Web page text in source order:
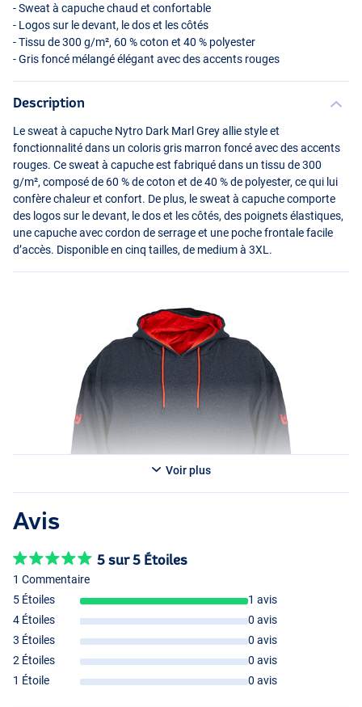
- Sweat à capuche chaud et confortable
- Logos sur le devant, le dos et les côtés
- Tissu de 300 g/m², 60 % coton et 40 % polyester
- Gris foncé mélangé élégant avec des accents rouges
Description
Le sweat à capuche Nytro Dark Marl Grey allie style et
fonctionnalité dans un coloris gris marron foncé avec des accents
rouges. Ce sweat à capuche est fabriqué dans un tissu de 300
g/m², composé de 60 % de coton et de 40 % de polyester, ce qui lui
confère chaleur et confort. De plus, le sweat à capuche comporte
des logos sur le devant, le dos et les côtés, des poignets élastiques,
une capuche avec cordon de serrage et une poche frontale facile
d’accès. Disponible en cinq tailles, de medium à 3XL.
Voir plus
Avis
5 sur 5 Étoiles
1 Commentaire
5 Étoiles
1 avis
4 Étoiles
0 avis
3 Étoiles
0 avis
2 Étoiles
0 avis
1 Étoile
0 avis